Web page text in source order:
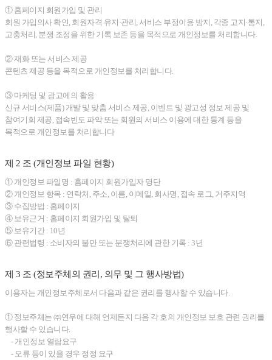
① 홈페이지 회원가입 및 관리
회원 가입의사 확인, 회원자격 유지·관리, 서비스 부정이용 방지, 각종 고지·통지,
고충처리, 분쟁 조정을 위한 기록 보존 등을 목적으로 개인정보를 처리합니다.
② 재화 또는 서비스 제공
콘텐츠 제공 등을 목적으로 개인정보를 처리합니다.
③ 마케팅 및 광고에의 활용
신규 서비스(제품) 개발 및 맞춤 서비스 제공, 이벤트 및 광고성 정보 제공 및
참여기회 제공, 접속빈도 파악 또는 회원의 서비스 이용에 대한 통계 등을
목적으로 개인정보를 처리합니다
제 2 조 (개인정보 파일 현황)
① 개인정보 파일명 : 홈페이지 회원가입자 명단
② 개인정보 항목 : 연락처, 주소, 이름, 이메일, 회사명, 접속 로그, 거주지역
③ 수집방법 : 홈페이지
④ 보유근거 : 홈페이지 회원가입 및 탈퇴
⑤ 보유기간 : 10년
⑥ 관련법령 : 소비자의 불만 또는 분쟁처리에 관한 기록 : 3년
제 3 조 (정보주체의 권리, 의무 및 그 행사방법)
이용자는 개인정보주체로서 다음과 같은 권리를 행사할 수 있습니다.
① 정보주체는 ㈜연우에 대해 언제든지 다음 각 호의 개인정보 보호 관련 권리를
행사할 수 있습니다.
- 개인정보 열람요구
- 오류 등이 있을 경우 정정 요구